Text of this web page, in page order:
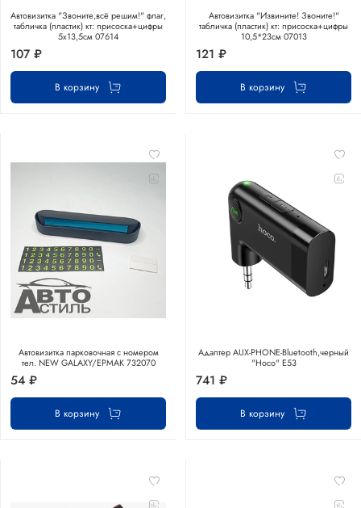
Автовизитка "Звоните,всё решим!" флаг,
табличка (пластик) кт: присоска+цифры
5х13,5см 07614
107 ₽
В корзину
Автовизитка "Извините! Звоните!"
табличка (пластик) кт: присоска+цифры
10,5*23см 07013
121 ₽
В корзину
Автовизитка парковочная с номером
тел. NEW GALAXY/ЕРМАК 732070
54 ₽
В корзину
Адаптер AUX-PHONE-Bluetooth,черный
"Hoco" E53
741 ₽
В корзину